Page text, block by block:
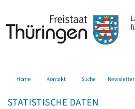
Home Kontakt Suche Newsletter
STATISTISCHE DATEN